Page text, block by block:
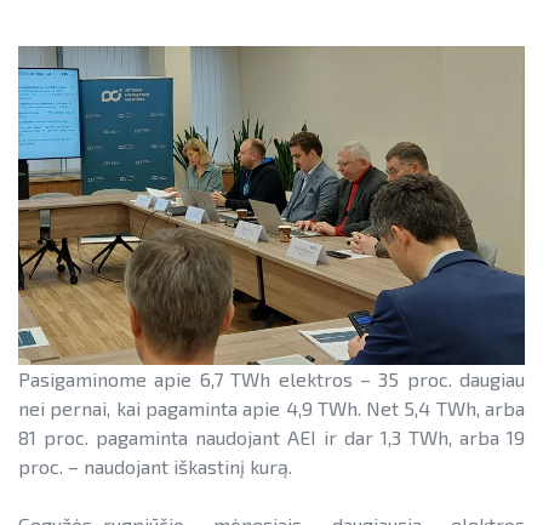
Teisinė aplinka
Teisinė aplinka
Viešųjų pastatų atnaujinimas
Pasigaminome apie 6,7 TWh elektros – 35 proc. daugiau
nei pernai, kai pagaminta apie 4,9 TWh. Net 5,4 TWh, arba
81 proc. pagaminta naudojant AEI ir dar 1,3 TWh, arba 19
proc. – naudojant iškastinį kurą.